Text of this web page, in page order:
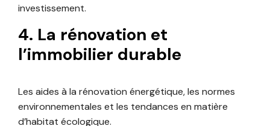
investissement.
4. La rénovation et
l’immobilier durable
Les aides à la rénovation énergétique, les normes
environnementales et les tendances en matière
d’habitat écologique.